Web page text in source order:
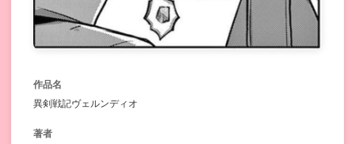
作品名
異剣戦記ヴェルンディオ
著者